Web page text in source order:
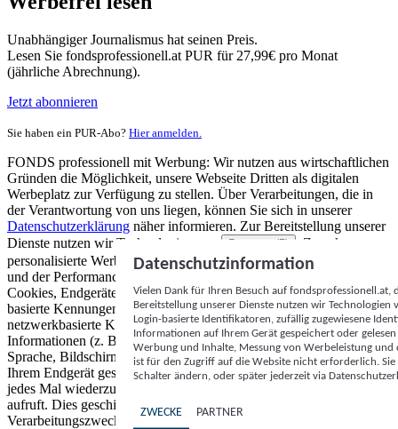
Unabhängiger Journalismus hat seinen Preis.
Lesen Sie fondsprofessionell.at PUR für 27,99€ pro Monat
(jährliche Abrechnung).
Jetzt abonnieren
Sie haben ein PUR-Abo? Hier anmelden.
FONDS professionell mit Werbung: Wir nutzen aus wirtschaftlichen
Gründen die Möglichkeit, unsere Webseite Dritten als digitalen
Werbeplatz zur Verfügung zu stellen. Über Verarbeitungen, die in
der Verantwortung von uns liegen, können Sie sich in unserer
Datenschutzerklärung näher informieren. Zur Bereitstellung unserer
Dienste nutzen wir Technologien von
Partnern (5)
. Zwecke:
personalisierte Werbung und Inhalte, Messung von Werbeleistung
und der Performance von Inhalten sowie Zielgruppenforschung.
Cookies, Endgeräte- oder ähnliche Online-Kennungen (z. B. login-
basierte Kennungen, zufällig generierte Kennungen,
netzwerkbasierte Kennungen) können zusammen mit anderen
Informationen (z. B. Browsertyp und Browserinformationen,
Sprache, Bildschirmgröße, unterstützte Technologien usw.) auf
Ihrem Endgerät gespeichert oder von dort ausgelesen werden, um es
jedes Mal wiederzuerkennen, wenn es eine App oder einer Webseite
aufruft. Dies geschieht für einen oder mehrere der hier aufgeführten
Verarbeitungszwecke.
Datenschutzinformation
Vielen Dank für Ihren Besuch auf
Bereitstellung unserer Dienste nutzen wir Technologien
Login-basierte Identifikatoren, zufällig zugewiesene
Informationen auf Ihrem Gerät gespeichert oder
Werbung und Inhalte, Messung von Werbeleistung
ist für den Zugriff auf die Website nicht erforderlich.
Schalter ändern, oder später jederzeit via
ZWECKE PARTNER